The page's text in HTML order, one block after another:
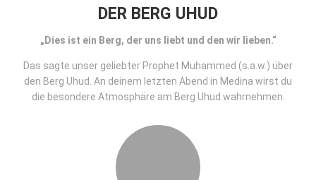
DER BERG UHUD
„Dies ist ein Berg, der uns liebt und den wir lieben.“
Das sagte unser geliebter Prophet Muhammed (s.a.w.) über
den Berg Uhud. An deinem letzten Abend in Medina wirst du
die besondere Atmosphäre am Berg Uhud wahrnehmen.